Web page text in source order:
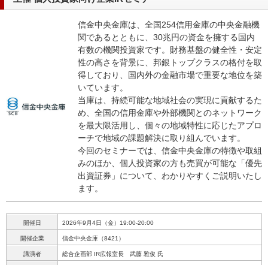
信金中央金庫は、全国254信用金庫の中央金融機
関であるとともに、30兆円の資金を擁する国内
有数の機関投資家です。財務基盤の健全性・安定
性の高さを背景に、邦銀トップクラスの格付を取
得しており、国内外の金融市場で重要な地位を築
いています。
当庫は、持続可能な地域社会の実現に貢献するた
め、全国の信用金庫や外部機関とのネットワーク
を最大限活用し、個々の地域特性に応じたアプロ
ーチで地域の課題解決に取り組んでいます。
今回のセミナーでは、信金中央金庫の特徴や取組
みのほか、個人投資家の方も売買が可能な「優先
出資証券」について、わかりやすくご説明いたし
ます。
開催日 2026年9月4日（金）19:00-20:00
開催企業 信金中央金庫（8421）
講演者 総合企画部 IR広報室長 武藤 雅俊 氏